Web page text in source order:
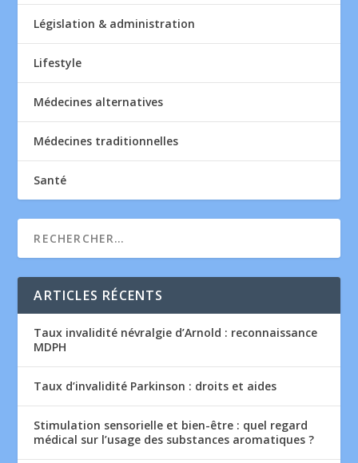
Législation & administration
Lifestyle
Médecines alternatives
Médecines traditionnelles
Santé
ARTICLES RÉCENTS
Taux invalidité névralgie d’Arnold : reconnaissance
MDPH
Taux d’invalidité Parkinson : droits et aides
Stimulation sensorielle et bien-être : quel regard
médical sur l’usage des substances aromatiques ?